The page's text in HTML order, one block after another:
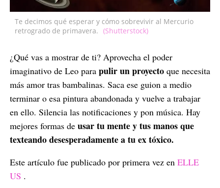
Te decimos qué esperar y cómo sobrevivir al Mercurio
retrogrado de primavera. (Shutterstock)
¿Qué vas a mostrar de ti? Aprovecha el poder
imaginativo de Leo para pulir un proyecto que necesita
más amor tras bambalinas. Saca ese guion a medio
terminar o esa pintura abandonada y vuelve a trabajar
en ello. Silencia las notificaciones y pon música. Hay
mejores formas de usar tu mente y tus manos que
texteando desesperadamente a tu ex tóxico.
Este artículo fue publicado por primera vez en ELLE
US .